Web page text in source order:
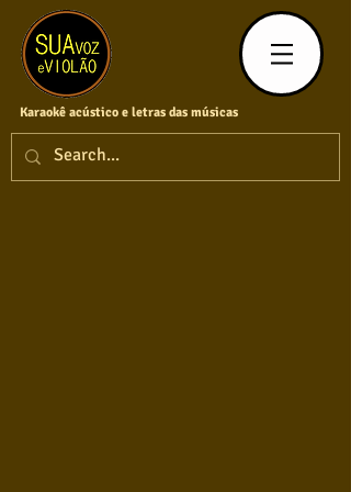
Karaokê acústico e letras das músicas